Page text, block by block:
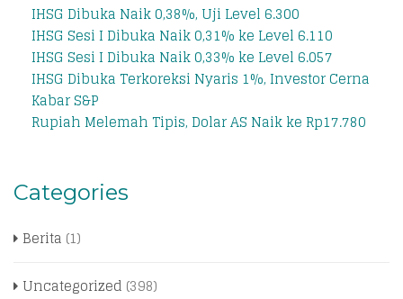
IHSG Dibuka Naik 0,38%, Uji Level 6.300
IHSG Sesi I Dibuka Naik 0,31% ke Level 6.110
IHSG Sesi I Dibuka Naik 0,33% ke Level 6.057
IHSG Dibuka Terkoreksi Nyaris 1%, Investor Cerna
Kabar S&P
Rupiah Melemah Tipis, Dolar AS Naik ke Rp17.780
Categories
Berita (1)
Uncategorized (398)